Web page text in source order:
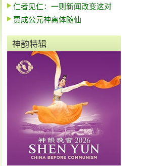
仁者见仁：一则新闻改变这对
贾成公元神离体随仙
神韵特辑